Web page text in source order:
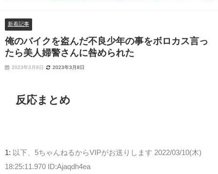
新着記事
俺のバイクを盗んだ不良少年の事をボロカス言っ
たら美人婦警さんに咎められた
2023年3月8日 2023年3月8日
反応まとめ
1: 以下、5ちゃんねるからVIPがお送りします 2022/03/10(木)
18:25:11.970 ID:Ajaqdh4ea